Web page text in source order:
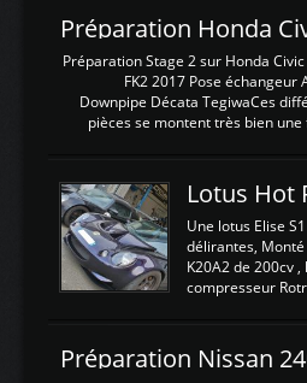
d'envoyer
dans le boitier.
La sortie 0-5V
l'entrée AN Volt
Analogique, et
tension (Pas une
est temps de
Préparation Stage 2 sur Honda Civic
FK2 2017 Pose échangeur
Downpipe Décata TegiwaCes
pièces se montent très bien une
légere découpe du plastique
negénant en rien la
fonctionnement du fond
reprogrammation Stage 2 est
calculateur d'origine. Une
économique au passage sur
d'origine 310cv et 400Nn ,
reprogrammé
Lotus Hot
Une lotus Elise
délirantes,
K20A2 de 200cv
compresseur
d'augmenter la
un watercooler a